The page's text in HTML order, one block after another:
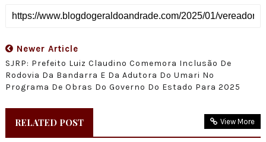
Newer Article
SJRP: Prefeito Luiz Claudino Comemora Inclusão De
Rodovia Da Bandarra E Da Adutora Do Umari No
Programa De Obras Do Governo Do Estado Para 2025
RELATED POST View More